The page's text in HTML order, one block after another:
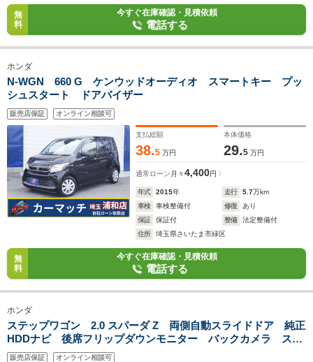
無
料
今すぐ在庫確認・見積依頼
電話する
ホンダ
N-WGN 660 G ケンウッドオーディオ スマートキー プッ
シュスタート ドアバイザー
販売店保証 オンライン相談可
支払総額
38.5 万円
本体価格
29.5 万円
通常ローン 月々4,400円
年式 2015年 走行 5.7万km
車検
車検整備付 修復
あり
保証
保証付 整備
法定整備付
住所
埼玉県さいたま市緑区
無
料
今すぐ在庫確認・見積依頼
電話する
ホンダ
ステップワゴン 2.0 スパーダ Z 両側自動スライドドア 純正
HDDナビ 後席フリップダウンモニター バックカメラ スマ
ートキー 純正アルミホイール HIDライト ETC
販売店保証 オンライン相談可